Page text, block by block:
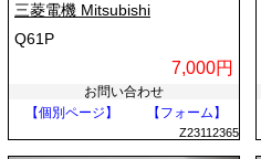
三菱電機 Mitsubishi
Q61P
7,000円
お問い合わせ
【個別ページ】
【フォーム】
Z23112365